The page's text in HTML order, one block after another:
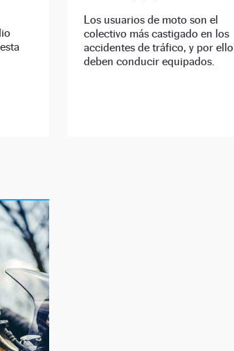
Los usuarios de moto son el
colectivo más castigado en los
accidentes de tráfico, y por ello
deben conducir equipados.